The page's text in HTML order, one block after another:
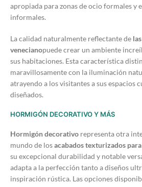
apropiada para zonas de ocio formales y
informales.
La calidad naturalmente reflectante de
venecianopuede crear un ambiente
sus habitaciones. Esta característica
maravillosamente con la iluminación
atrayendo a los visitantes a sus espacios
diseñados.
HORMIGÓN DECORATIVO Y MÁS
Hormigón decorativo representa otra
mundo de losacabados texturizados
su excepcional durabilidad y notable
adapta a la perfección tanto a diseños
inspiración rústica. Las opciones